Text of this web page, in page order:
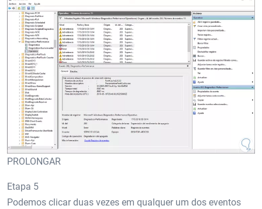
PROLONGAR
Etapa 5
Podemos clicar duas vezes em qualquer um dos eventos